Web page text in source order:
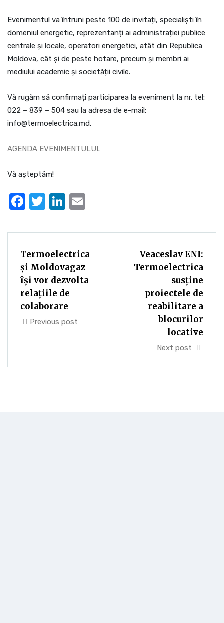
Evenimentul va întruni peste 100 de invitați, specialiști în
domeniul energetic, reprezentanți ai administrației publice
centrale și locale, operatori energetici, atât din Republica
Moldova, cât și de peste hotare, precum și membri ai
mediului academic și societății civile.
Vă rugăm să confirmați participarea la eveniment la nr. tel:
022 – 839 – 504 sau la adresa de e-mail:
info@termoelectrica.md.
AGENDA EVENIMENTULUI.
Vă așteptăm!
Facebook
TwitterLinkedIn
Termoelectrica
și Moldovagaz
își vor dezvolta
relațiile de
colaborare
Previous post
Veaceslav ENI:
Termoelectrica
susține
proiectele de
reabilitare a
blocurilor
locative
Next post